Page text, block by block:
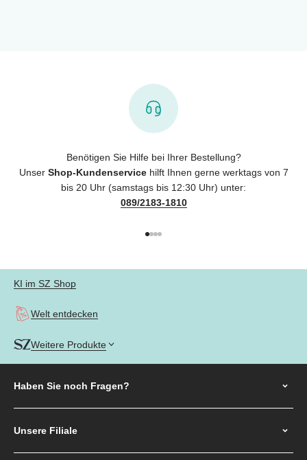
Benötigen Sie Hilfe bei Ihrer Bestellung?
Unser Shop-Kundenservicehilft Ihnen gerne werktags von 7
bis 20 Uhr (samstags bis 12:30 Uhr) unter:
089/2183-1810
KI im SZ Shop
Welt entdecken
Weitere Produkte
Haben Sie noch Fragen?
Unsere Filiale